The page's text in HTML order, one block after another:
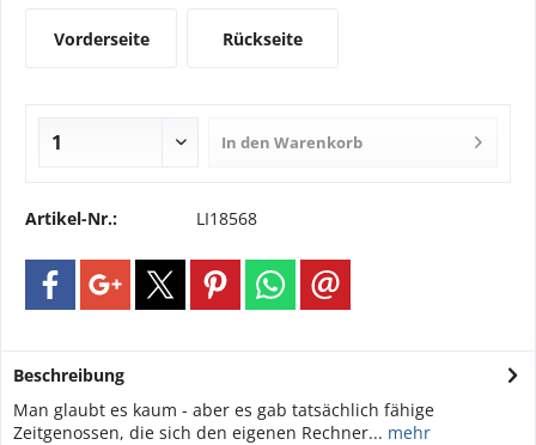
Vorderseite Rückseite
In den Warenkorb
Artikel-Nr.: LI18568
Beschreibung
Man glaubt es kaum - aber es gab tatsächlich fähige
Zeitgenossen, die sich den eigenen Rechner... mehr